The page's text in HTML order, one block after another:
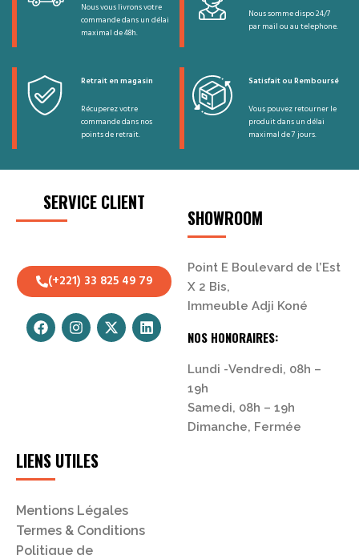
Nous vous livrons votre
commande dans un délai
maximal de 48h.
Nous somme dispo 24/7
par mail ou au telephone.
Retrait en magasin
Récuperez votre
commande dans nos
points de retrait.
Satisfait ou Remboursé
Vous pouvez retourner le
produit dans un délai
maximal de 7 jours.
SERVICE CLIENT
(+221) 33 825 49 79
SHOWROOM
Point E Boulevard de l’Est
X 2 Bis,
Immeuble Adji Koné
NOS HONORAIRES:
Lundi -Vendredi, 08h –
19h
Samedi, 08h – 19h
Dimanche, Fermée
LIENS UTILES
Mentions Légales
Termes & Conditions
Politique de